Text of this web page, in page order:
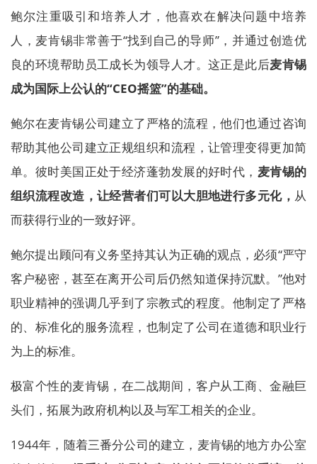
鲍尔注重吸引和培养人才，他喜欢在解决问题中培养
人，麦肯锡非常善于“找到自己的导师”，并通过创造优
良的环境帮助员工成长为领导人才。这正是此后麦肯锡
成为国际上公认的“CEO摇篮”的基础。
鲍尔在麦肯锡公司建立了严格的流程，他们也通过咨询
帮助其他公司建立正规组织和流程，让管理变得更加简
单。彼时美国正处于经济蓬勃发展的好时代， 麦肯锡的
组织流程改造，让经营者们可以大胆地进行多元化， 从
而获得行业的一致好评。
鲍尔提出顾问有义务坚持其认为正确的观点，必须“严守
客户秘密，甚至在离开公司后仍然知道保持沉默。”他对
职业精神的强调几乎到了宗教式的程度。他制定了严格
的、标准化的服务流程，也制定了公司在道德和职业行
为上的标准。
极富个性的麦肯锡，在二战期间，客户从工商、金融巨
头们，拓展为政府机构以及与军工相关的企业。
1944年，随着三番分公司的建立，麦肯锡的地方办公室